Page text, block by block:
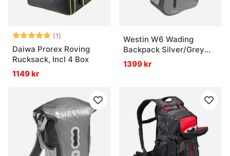
Betyg: (1)
5.0 utav 5 stjärnor
Daiwa Prorex Roving
Rucksack, Incl 4 Box
1149 kr
Westin W6 Wading
Backpack Silver/Grey
25L
1399 kr